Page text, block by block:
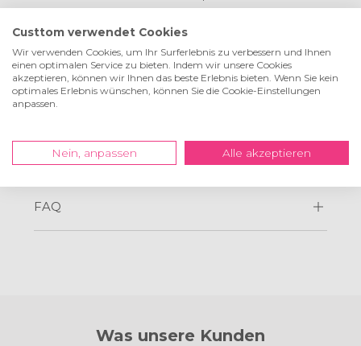
Wir liefern alle Produkte immer mit einem GRATIS
Aufhängesystem und komplett fertig geliefert
Preise und Formate
Bilderrahmen
FAQ
Was unsere Kunden
Custtom verwendet Cookies
Wir verwenden Cookies, um Ihr Surferlebnis zu verbessern und Ihnen
einen optimalen Service zu bieten. Indem wir unsere Cookies
akzeptieren, können wir Ihnen das beste Erlebnis bieten. Wenn Sie kein
optimales Erlebnis wünschen, können Sie die Cookie-Einstellungen
anpassen.
Nein, anpassen Alle akzeptieren